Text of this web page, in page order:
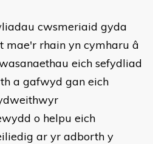
cwsmeriaid gyda
mae'r rhain yn cymharu â
eich sefydliad
a gafwyd gan eich
o helpu eich
ar yr adborth y